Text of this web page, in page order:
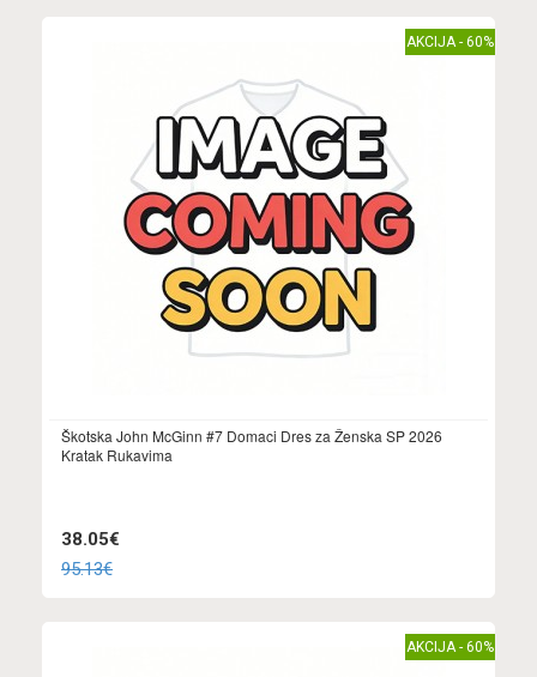
AKCIJA - 60%
Škotska John McGinn #7 Domaci Dres za Ženska SP 2026
Kratak Rukavima
38.05€
95.13€
AKCIJA - 60%